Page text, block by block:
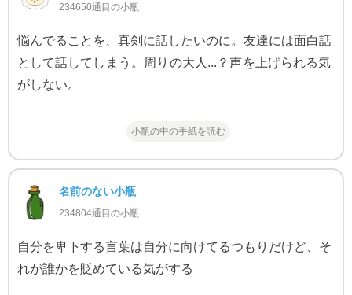
234650通目の小瓶
悩んでることを、真剣に話したいのに。友達には面白話
として話してしまう。周りの大人...？声を上げられる気
がしない。
小瓶の中の手紙を読む
名前のない小瓶
234804通目の小瓶
自分を卑下する言葉は自分に向けてるつもりだけど、そ
れが誰かを貶めている気がする